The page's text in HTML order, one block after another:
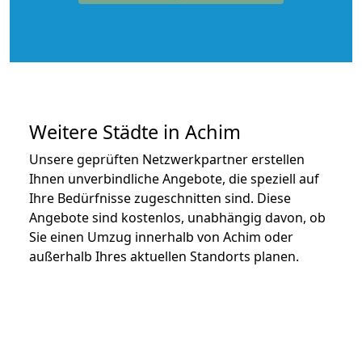
Weitere Städte in Achim
Unsere geprüften Netzwerkpartner erstellen
Ihnen unverbindliche Angebote, die speziell auf
Ihre Bedürfnisse zugeschnitten sind. Diese
Angebote sind kostenlos, unabhängig davon, ob
Sie einen Umzug innerhalb von Achim oder
außerhalb Ihres aktuellen Standorts planen.